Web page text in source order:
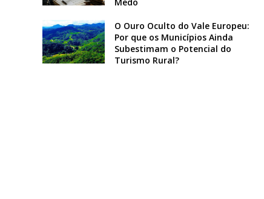
O Ouro Oculto do Vale Europeu:
Por que os Municípios Ainda
Subestimam o Potencial do
Turismo Rural?